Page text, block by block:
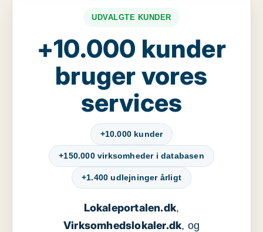
UDVALGTE KUNDER
+10.000 kunder
bruger vores
services
+10.000 kunder
+150.000 virksomheder i databasen
+1.400 udlejninger årligt
Lokaleportalen.dk,
Virksomhedslokaler.dk, og